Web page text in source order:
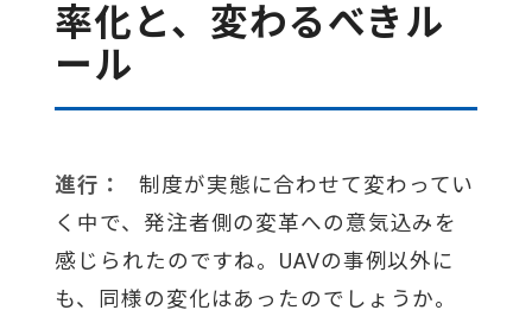
率化と、変わるべきル
ール
進行：
制度が実態に合わせて変わってい
く中で、発注者側の変革への意気込みを
感じられたのですね。UAVの事例以外に
も、同様の変化はあったのでしょうか。